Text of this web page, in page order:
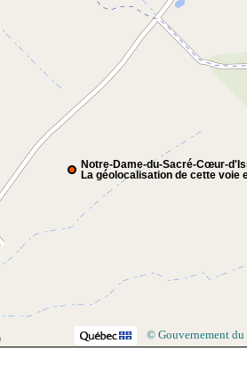
Notre-Dame-du-Sacré-Cœur-
La géolocalisation de cette voie
© Gouvernement du